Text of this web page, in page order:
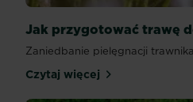
Jak przygotować trawę
Zaniedbanie pielęgnacji
Czytaj więcejJak przygotować